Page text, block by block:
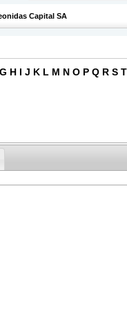
Capital SA
G H I J K L M N O P Q R S T